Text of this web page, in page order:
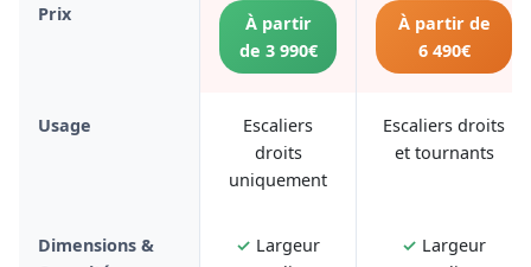
Prix
À partir
de 3 990€
À partir de
6 490€
Usage
Escaliers
droits
uniquement
Escaliers droits
et tournants
Dimensions &
✓ Largeur
✓ Largeur